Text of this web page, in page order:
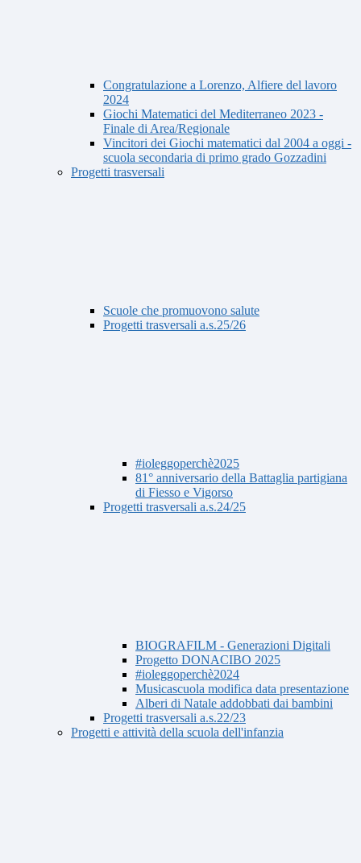
Congratulazione a Lorenzo, Alfiere del lavoro
2024
Giochi Matematici del Mediterraneo 2023 -
Finale di Area/Regionale
Vincitori dei Giochi matematici dal 2004 a oggi -
scuola secondaria di primo grado Gozzadini
Progetti trasversali
Scuole che promuovono salute
Progetti trasversali a.s.25/26
#ioleggoperchè2025
81° anniversario della Battaglia partigiana
di Fiesso e Vigorso
Progetti trasversali a.s.24/25
BIOGRAFILM - Generazioni Digitali
Progetto DONACIBO 2025
#ioleggoperchè2024
Musicascuola modifica data presentazione
Alberi di Natale addobbati dai bambini
Progetti trasversali a.s.22/23
Progetti e attività della scuola dell'infanzia